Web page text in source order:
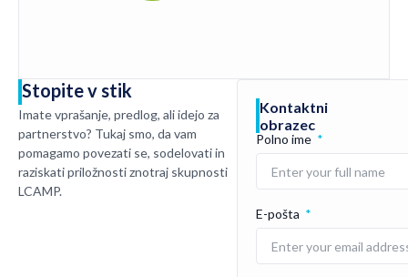
Stopite v stik
Imate vprašanje, predlog, ali idejo za
partnerstvo? Tukaj smo, da vam
pomagamo povezati se, sodelovati in
raziskati priložnosti znotraj skupnosti
LCAMP.
Kontaktni
obrazec
Polno ime
E-pošta